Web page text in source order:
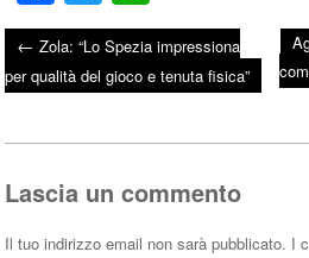
ce
bo
ok
wi
tte
r
ha
ts
A
pp
Post navigation
← Zola: “Lo Spezia impressiona
per qualità del gioco e tenuta fisica”
Lascia un commento
Il tuo indirizzo email non sarà pubblicato. I